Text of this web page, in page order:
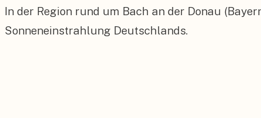
In der Region rund um Bach an der Donau
Sonneneinstrahlung Deutschlands.